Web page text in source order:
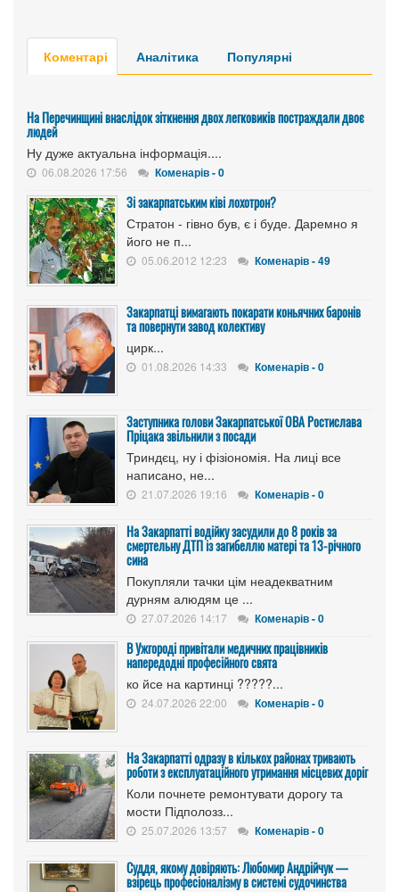
Коментарі Аналітика Популярні
На Перечинщині внаслідок зіткнення двох легковиків постраждали двоє
людей
Ну дуже актуальна інформація....
06.08.2026 17:56 Коменарів - 0
Зі закарпатським ківі лохотрон?
Стратон - гівно був, є і буде. Даремно я
його не п...
05.06.2012 12:23 Коменарів - 49
Закарпатці вимагають покарати коньячних баронів
та повернути завод колективу
цирк...
01.08.2026 14:33 Коменарів - 0
Заступника голови Закарпатської ОВА Ростислава
Пріцака звільнили з посади
Триндєц, ну і фізіономія. На лиці все
написано, не...
21.07.2026 19:16 Коменарів - 0
На Закарпатті водійку засудили до 8 років за
смертельну ДТП із загибеллю матері та 13-річного
сина
Покупляли тачки цім неадекватним
дурням алюдям це ...
27.07.2026 14:17 Коменарів - 0
В Ужгороді привітали медичних працівників
напередодні професійного свята
ко йсе на картинці ?????...
24.07.2026 22:00 Коменарів - 0
На Закарпатті одразу в кількох районах тривають
роботи з експлуатаційного утримання місцевих доріг
Коли почнете ремонтувати дорогу та
мости Підполозз...
25.07.2026 13:57 Коменарів - 0
Суддя, якому довіряють: Любомир Андрійчук —
взірець професіоналізму в системі судочинства